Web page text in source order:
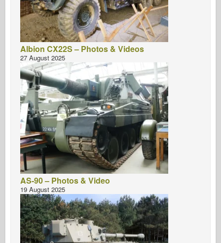
Albion CX22S – Photos & Videos
27 August 2025
AS-90 – Photos & Video
19 August 2025